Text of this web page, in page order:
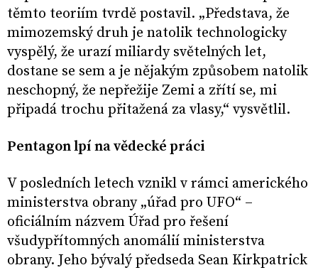
těmto teoriím tvrdě postavil. „Představa, že
mimozemský druh je natolik technologicky
vyspělý, že urazí miliardy světelných let,
dostane se sem a je nějakým způsobem natolik
neschopný, že nepřežije Zemi a zřítí se, mi
připadá trochu přitažená za vlasy,“ vysvětlil.
Pentagon lpí na vědecké práci
V posledních letech vznikl v rámci amerického
ministerstva obrany „úřad pro UFO“ –
oficiálním názvem Úřad pro řešení
všudypřítomných anomálií ministerstva
obrany. Jeho bývalý předseda Sean Kirkpatrick